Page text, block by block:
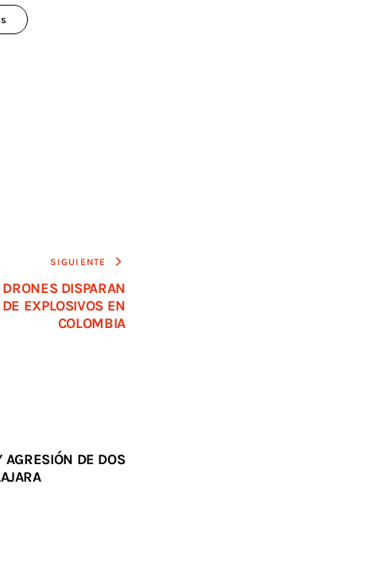
SIGUIENTE
DISPARAN
EXPLOSIVOS EN
COLOMBIA
DE DOS